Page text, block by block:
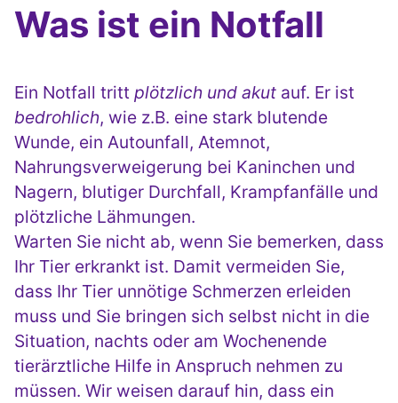
Was ist ein Notfall
Ein Notfall tritt plötzlich und akut auf. Er ist
bedrohlich, wie z.B. eine stark blutende
Wunde, ein Autounfall, Atemnot,
Nahrungsverweigerung bei Kaninchen und
Nagern, blutiger Durchfall, Krampfanfälle und
plötzliche Lähmungen.
Warten Sie nicht ab, wenn Sie bemerken, dass
Ihr Tier erkrankt ist. Damit vermeiden Sie,
dass Ihr Tier unnötige Schmerzen erleiden
muss und Sie bringen sich selbst nicht in die
Situation, nachts oder am Wochenende
tierärztliche Hilfe in Anspruch nehmen zu
müssen. Wir weisen darauf hin, dass ein